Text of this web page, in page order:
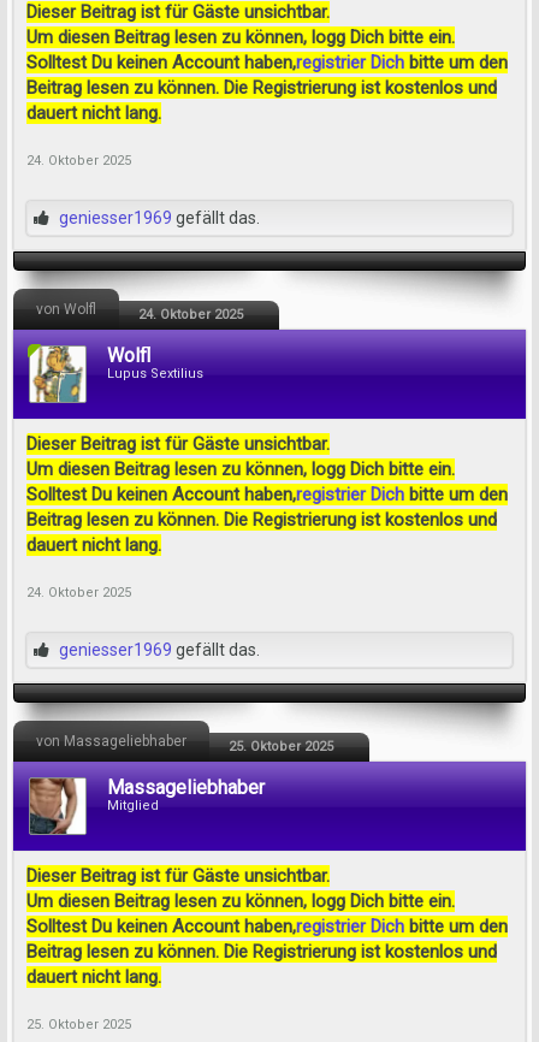
Dieser Beitrag ist für Gäste unsichtbar.
Um diesen Beitrag lesen zu können, logg Dich bitte ein.
Solltest Du keinen Account haben,registrier Dich bitte um den
Beitrag lesen zu können. Die Registrierung ist kostenlos und
dauert nicht lang.
24. Oktober 2025
geniesser1969 gefällt das.
von Wolfl 24. Oktober 2025
Wolfl
Lupus Sextilius
Dieser Beitrag ist für Gäste unsichtbar.
Um diesen Beitrag lesen zu können, logg Dich bitte ein.
Solltest Du keinen Account haben,registrier Dich bitte um den
Beitrag lesen zu können. Die Registrierung ist kostenlos und
dauert nicht lang.
24. Oktober 2025
geniesser1969 gefällt das.
von Massageliebhaber 25. Oktober 2025
Massageliebhaber
Mitglied
Dieser Beitrag ist für Gäste unsichtbar.
Um diesen Beitrag lesen zu können, logg Dich bitte ein.
Solltest Du keinen Account haben,registrier Dich bitte um den
Beitrag lesen zu können. Die Registrierung ist kostenlos und
dauert nicht lang.
25. Oktober 2025